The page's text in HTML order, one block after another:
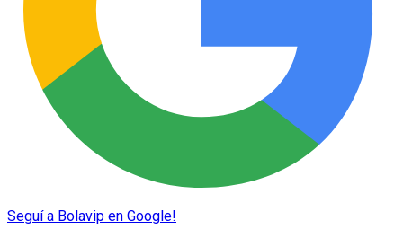
Seguí a Bolavip en Google!